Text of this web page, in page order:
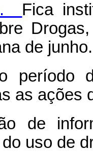
Fica
de junho.
período
as ações
de
uso de